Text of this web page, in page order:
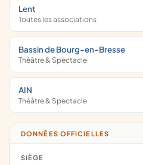
Lent
Toutes les associations
Bassin de Bourg-en-Bresse
Théâtre & Spectacle
AIN
Théâtre & Spectacle
DONNÉES OFFICIELLES
SIÈGE